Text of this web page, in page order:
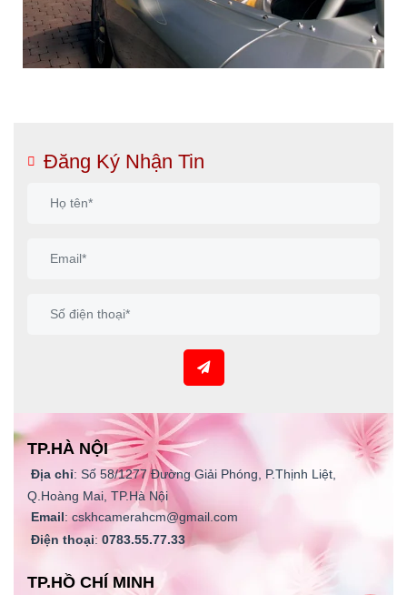
Đăng Ký Nhận Tin
TP.HÀ NỘI
Địa chỉ: Số 58/1277 Đường Giải Phóng, P.Thịnh Liệt,
Q.Hoàng Mai, TP.Hà Nội
Email: cskhcamerahcm@gmail.com
Điện thoại: 0783.55.77.33
TP.HỒ CHÍ MINH